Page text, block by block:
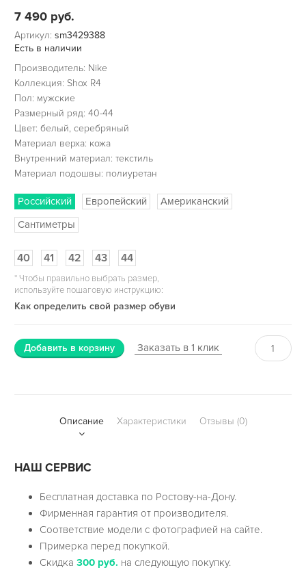
7 490 руб.
Артикул: sm3429388
Есть в наличии
Производитель: Nike
Коллекция: Shox R4
Пол: мужские
Размерный ряд: 40-44
Цвет: белый, серебряный
Материал верха: кожа
Внутренний материал: текстиль
Материал подошвы: полиуретан
Российский Европейский
Американский
Сантиметры
40 41 42 43 44
*Чтобы правильно выбрать размер,
используйте пошаговую инструкцию:
Как определить свой размер обуви
Добавить в корзину Заказать в 1 клик
Описание Характеристики Отзывы (0)
НАШ СЕРВИС
Бесплатная доставка по Ростову-на-Дону.
Фирменная гарантия от производителя.
Соответствие модели с фотографией на сайте.
Примерка перед покупкой.
Скидка300 руб. на следующую покупку.